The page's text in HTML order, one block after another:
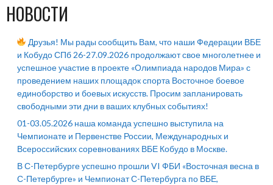
НОВОСТИ
Друзья! Мы рады сообщить Вам, что наши Федерации ВБЕ
и Кобудо СПб 26-27.09.2026 продолжают свое многолетнее и
успешное участие в проекте «Олимпиада народов Мира» с
проведением наших площадок спорта Восточное боевое
единоборство и боевых искусств. Просим запланировать
свободными эти дни в ваших клубных событиях!
01-03.05.2026 наша команда успешно выступила на
Чемпионате и Первенстве России, Международных и
Всероссийских соревнованиях ВБЕ Кобудо в Москве.
В С-Петербурге успешно прошли VI ФБИ «Восточная весна в
С-Петербурге» и Чемпионат С-Петербурга по ВБЕ,